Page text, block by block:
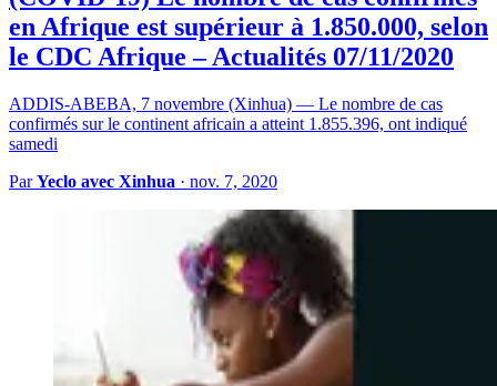
en Afrique est supérieur à 1.850.000, selon
le CDC Afrique – Actualités 07/11/2020
ADDIS-ABEBA, 7 novembre (Xinhua) — Le nombre de cas
confirmés sur le continent africain a atteint 1.855.396, ont indiqué
samedi
ParYeclo avec Xinhua · nov. 7, 2020